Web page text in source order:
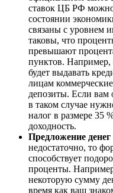
ставок ЦБ РФ
состоянии
связаны с уровнем
таковы, что
превышают
пунктов.
будет выдавать
лицам
депозиты. Если вам
в таком случае
налог в размере
доходность.
Предложение денег
недостаточно, то
способствует
проценты.
некоторую сумму
время как ваш